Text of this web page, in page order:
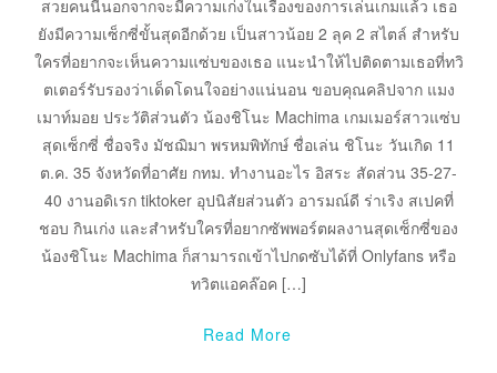
สวยคนนี้นอกจากจะมีความเก่งในเรื่องของการเล่นเกมแล้ว เธอ
ยังมีความเซ็กซี่ขั้นสุดอีกด้วย เป็นสาวน้อย 2 ลุค 2 สไตล์ สำหรับ
ใครที่อยากจะเห็นความแซ่บของเธอ แนะนำให้ไปติดตามเธอที่ทวิ
ตเตอร์รับรองว่าเด็ดโดนใจอย่างแน่นอน ขอบคุณคลิปจาก แมง
เมาท์มอย ประวัติส่วนตัว น้องชิโนะ Machima เกมเมอร์สาวแซ่บ
สุดเซ็กซี่ ชื่อจริง มัชฌิมา พรหมพิทักษ์ ชื่อเล่น ชิโนะ วันเกิด 11
ต.ค. 35 จังหวัดที่อาศัย กทม. ทำงานอะไร อิสระ สัดส่วน 35-27-
40 งานอดิเรก tiktoker อุปนิสัยส่วนตัว อารมณ์ดี ร่าเริง สเปคที่
ชอบ กินเก่ง และสำหรับใครที่อยากซัพพอร์ตผลงานสุดเซ็กซี่ของ
น้องชิโนะ Machima ก็สามารถเข้าไปกดซับได้ที่ Onlyfans หรือ
ทวิตแอคล๊อค […]
Read More